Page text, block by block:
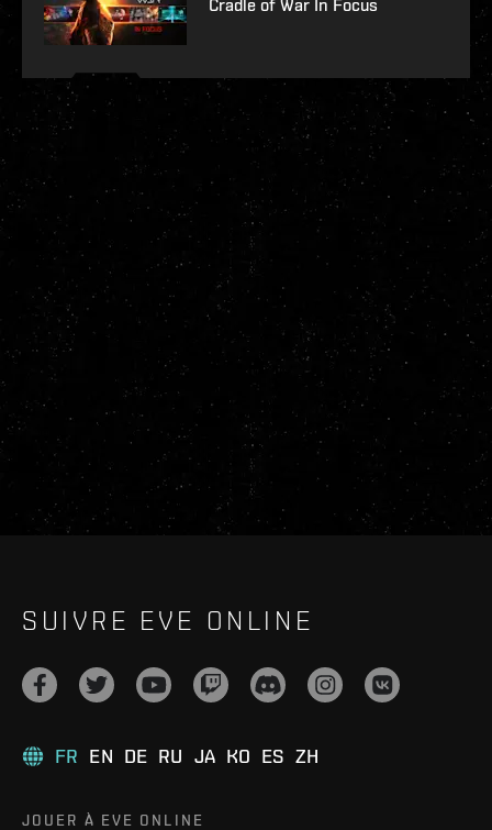
Cradle of War In Focus
SUIVRE EVE ONLINE
FR EN DE RU JA KO ES ZH
JOUER À EVE ONLINE